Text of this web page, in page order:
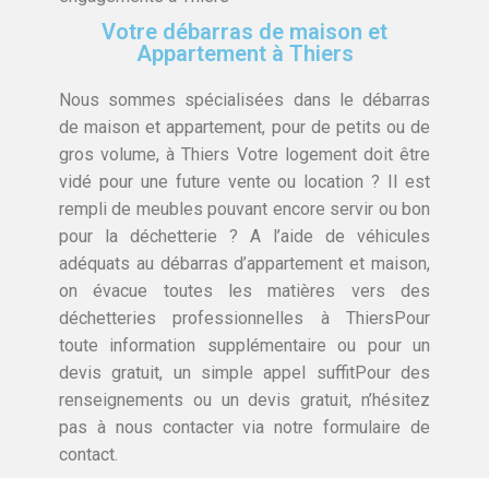
Votre débarras de maison et
Appartement à Thiers
Nous sommes spécialisées dans le débarras
de maison et appartement, pour de petits ou de
gros volume, à Thiers Votre logement doit être
vidé pour une future vente ou location ? Il est
rempli de meubles pouvant encore servir ou bon
pour la déchetterie ? A l’aide de véhicules
adéquats au débarras d’appartement et maison,
on évacue toutes les matières vers des
déchetteries professionnelles à ThiersPour
toute information supplémentaire ou pour un
devis gratuit, un simple appel suffitPour des
renseignements ou un devis gratuit, n’hésitez
pas à nous contacter via notre formulaire de
contact.